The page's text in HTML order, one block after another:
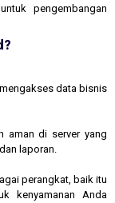
pengembangan
data bisnis
aman di server yang
laporan.
perangkat, baik itu
kenyamanan Anda